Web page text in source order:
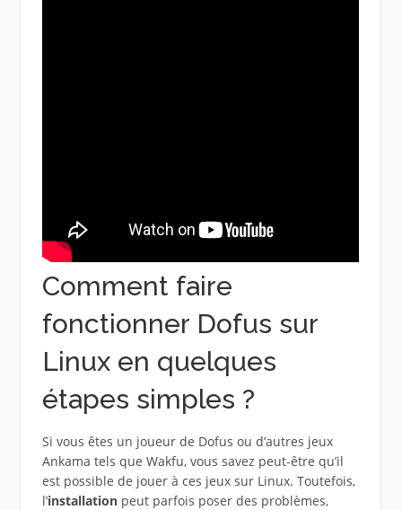
Comment faire
fonctionner Dofus sur
Linux en quelques
étapes simples ?
Si vous êtes un joueur de Dofus ou d’autres jeux
Ankama tels que Wakfu, vous savez peut-être qu’il
est possible de jouer à ces jeux sur Linux. Toutefois,
l’installationpeut parfois poser des problèmes,